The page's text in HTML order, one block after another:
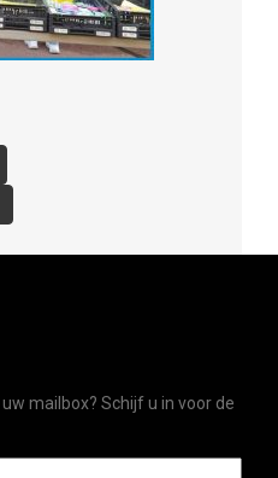
mailbox? Schijf u in voor de